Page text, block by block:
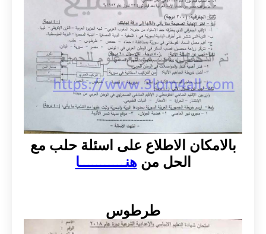
بالامكان الاطلاع على اسئلة حلب مع
الحل منهنـــــــــــا
طرطوس